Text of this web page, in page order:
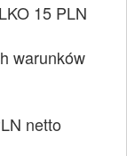
15 PLN
warunków
netto